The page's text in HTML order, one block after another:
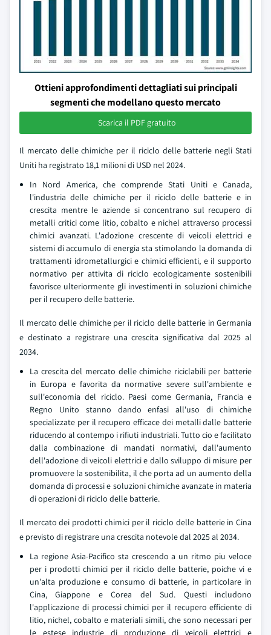
Ottieni approfondimenti dettagliati sui principali
segmenti che modellano questo mercato
Scarica il PDF gratuito
Il mercato delle chimiche per il riciclo delle batterie negli Stati
Uniti ha registrato 18,1 milioni di USD nel 2024.
In Nord America, che comprende Stati Uniti e Canada,
l'industria delle chimiche per il riciclo delle batterie e in
crescita mentre le aziende si concentrano sul recupero di
metalli critici come litio, cobalto e nichel attraverso processi
chimici avanzati. L'adozione crescente di veicoli elettrici e
sistemi di accumulo di energia sta stimolando la domanda di
trattamenti idrometallurgici e chimici efficienti, e il supporto
normativo per attivita di riciclo ecologicamente sostenibili
favorisce ulteriormente gli investimenti in soluzioni chimiche
per il recupero delle batterie.
Il mercato delle chimiche per il riciclo delle batterie in Germania
e destinato a registrare una crescita significativa dal 2025 al
2034.
La crescita del mercato delle chimiche riciclabili per batterie
in Europa e favorita da normative severe sull'ambiente e
sull'economia del riciclo. Paesi come Germania, Francia e
Regno Unito stanno dando enfasi all'uso di chimiche
specializzate per il recupero efficace dei metalli dalle batterie
riducendo al contempo i rifiuti industriali. Tutto cio e facilitato
dalla combinazione di mandati normativi, dall'aumento
dell'adozione di veicoli elettrici e dallo sviluppo di misure per
promuovere la sostenibilita, il che porta ad un aumento della
domanda di processi e soluzioni chimiche avanzate in materia
di operazioni di riciclo delle batterie.
Il mercato dei prodotti chimici per il riciclo delle batterie in Cina
e previsto di registrare una crescita notevole dal 2025 al 2034.
La regione Asia-Pacifico sta crescendo a un ritmo piu veloce
per i prodotti chimici per il riciclo delle batterie, poiche vi e
un'alta produzione e consumo di batterie, in particolare in
Cina, Giappone e Corea del Sud. Questi includono
l'applicazione di processi chimici per il recupero efficiente di
litio, nichel, cobalto e materiali simili, che sono necessari per
le estese industrie di produzione di veicoli elettrici e